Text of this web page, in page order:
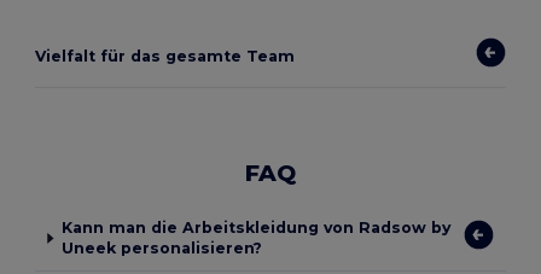
Vielfalt für das gesamte Team
FAQ
Kann man die Arbeitskleidung von Radsow by
Uneek personalisieren?